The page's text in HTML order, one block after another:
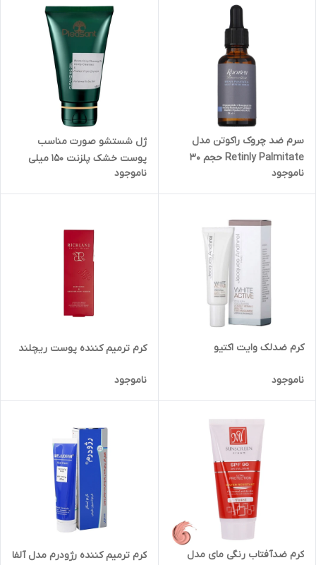
سرم ضد چروک راکوتن مدل
Retinly Palmitate حجم 30
میلی لیتر
ناموجود
ژل شستشو صورت مناسب
پوست خشک پلزنت 150 میلی
لیتر
ناموجود
کرم ضدلک وایت اکتیو
ناموجود
کرم ترمیم کننده پوست ریچلند
ناموجود
کرم ضدآفتاب رنگی مای مدل
کرم ترمیم کننده رژودرم مدل آلفا